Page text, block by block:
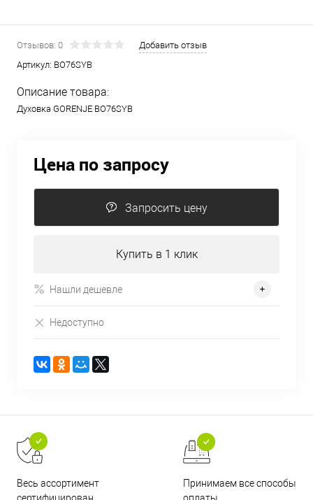
Отзывов: 0
Добавить отзыв
Артикул: BO76SYB
Описание товара:
Духовка GORENJE BO76SYB
Цена по запросу
Запросить цену
Купить в 1 клик
Нашли дешевле
Недоступно
Весь ассортимент
Принимаем все способы
оплаты